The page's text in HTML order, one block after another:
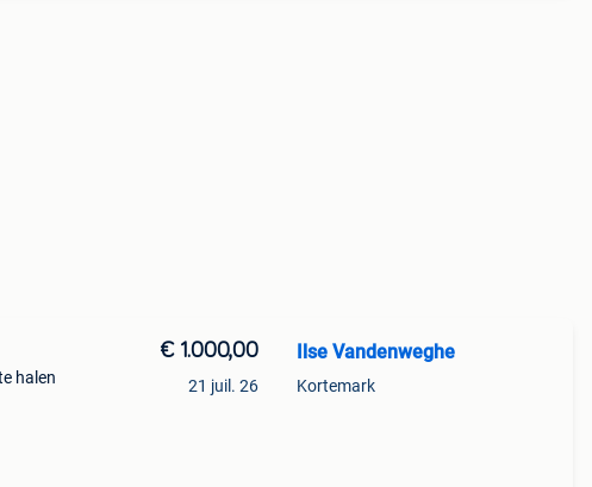
halen
€ 1.000,00
21 juil. 26
Ilse Vandenweghe
Kortemark